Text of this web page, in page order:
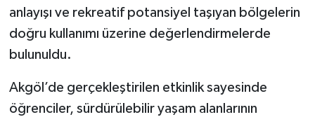
anlayışı ve rekreatif potansiyel taşıyan bölgelerin
doğru kullanımı üzerine değerlendirmelerde
bulunuldu.
Akgöl’de gerçekleştirilen etkinlik sayesinde
öğrenciler, sürdürülebilir yaşam alanlarının